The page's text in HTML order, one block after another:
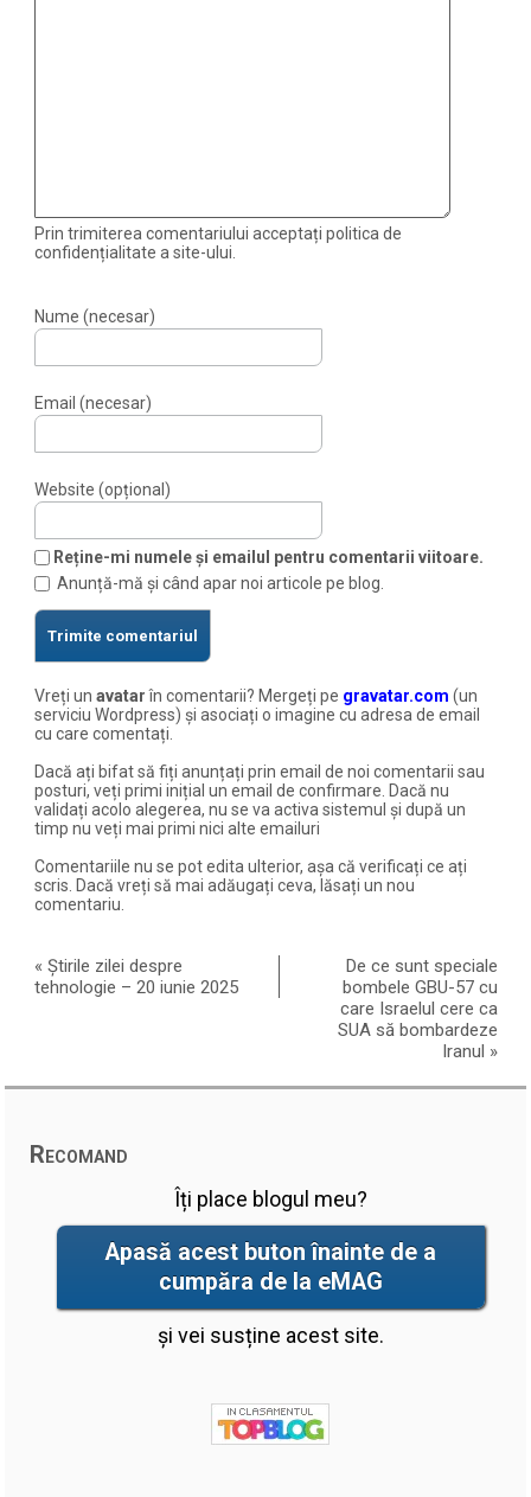
Prin trimiterea comentariului acceptați politica de
confidențialitate a site-ului.
Nume (necesar)
Email (necesar)
Website (opțional)
Reține-mi numele și emailul pentru comentarii viitoare.
Anunță-mă și când apar noi articole pe blog.
Vreți unavatarîn comentarii? Mergeți pe gravatar.com (un
serviciu Wordpress) și asociați o imagine cu adresa de email
cu care comentați.
Dacă ați bifat să fiți anunțați prin email de noi comentarii sau
posturi, veți primi inițial un email de confirmare. Dacă nu
validați acolo alegerea, nu se va activa sistemul și după un
timp nu veți mai primi nici alte emailuri
Comentariile nu se pot edita ulterior, așa că verificați ce ați
scris. Dacă vreți să mai adăugați ceva, lăsați un nou
comentariu.
«Știrile zilei despre
tehnologie – 20 iunie 2025
De ce sunt speciale
bombele GBU-57 cu
care Israelul cere ca
SUA să bombardeze
Iranul »
Recomand
Îți place blogul meu?
Apasă acest buton înainte de a
cumpăra de la eMAG
și vei susține acest site.